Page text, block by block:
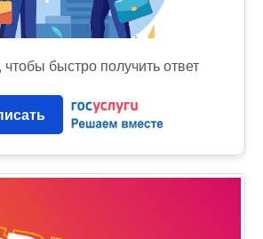
быстро получить ответ